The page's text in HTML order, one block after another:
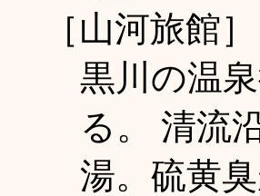
［山河旅館］
黒川の温
る。 清流
湯。硫黄